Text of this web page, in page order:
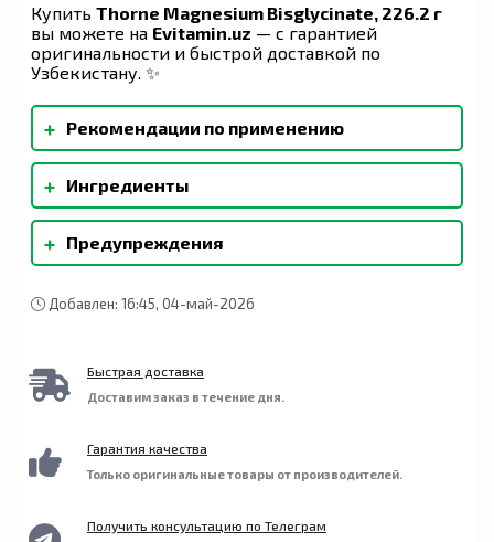
Купить Thorne Magnesium Bisglycinate, 226.2 г
вы можете на Evitamin.uz — с гарантией
оригинальности и быстрой доставкой по
Узбекистану. ✨
+ Рекомендации по применению
Размешайте 1 мерную ложку в минимум 180 мл
(8 унций) воды и употребляйте один-два раза в
день или в соответствии с рекомендациями
вашего врача.
+ Ингредиенты
Лимонная кислота, концентрат архата†. В
данном продукте содержится концентрат
архата Purefruit Select™ компании Tate and Lyle.
+ Предупреждения
только если флакон запечатан. Хранить плотно
Добавлен: 16:45, 04-май-2026
Быстрая доставка
Доставим заказ в течение дня.
Гарантия качества
Только оригинальные товары от производителей.
Получить консультацию по Телеграм